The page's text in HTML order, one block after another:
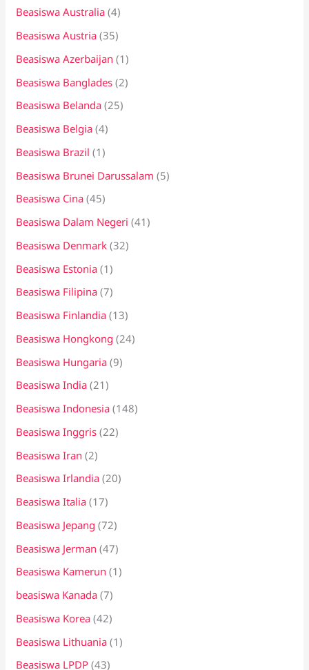
:Beasiswa Australia (4)
Beasiswa Austria (35)
Beasiswa Azerbaijan (1)
Beasiswa Banglades (2)
Beasiswa Belanda (25)
Beasiswa Belgia (4)
Beasiswa Brazil (1)
Beasiswa Brunei Darussalam (5)
Beasiswa Cina (45)
Beasiswa Dalam Negeri (41)
Beasiswa Denmark (32)
Beasiswa Estonia (1)
Beasiswa Filipina (7)
Beasiswa Finlandia (13)
Beasiswa Hongkong (24)
Beasiswa Hungaria (9)
Beasiswa India (21)
Beasiswa Indonesia (148)
Beasiswa Inggris (22)
Beasiswa Iran (2)
Beasiswa Irlandia (20)
Beasiswa Italia (17)
Beasiswa Jepang (72)
Beasiswa Jerman (47)
Beasiswa Kamerun (1)
beasiswa Kanada (7)
Beasiswa Korea (42)
Beasiswa Lithuania (1)
Beasiswa LPDP (43)